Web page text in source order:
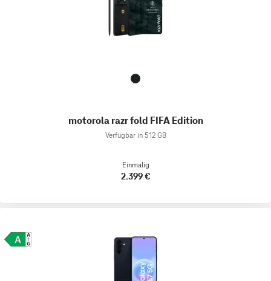
motorola razr fold FIFA Edition
Verfügbar in 512 GB
Einmalig
2.399 €